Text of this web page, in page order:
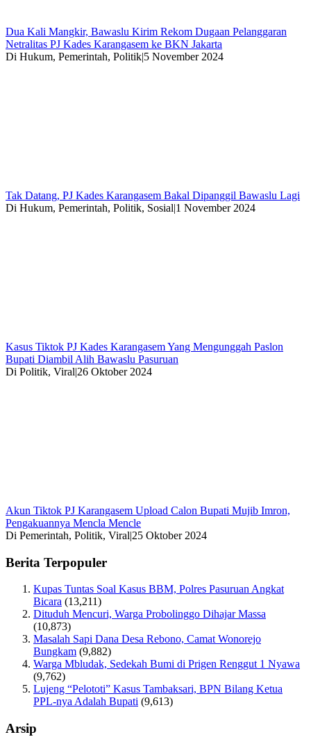
Dua Kali Mangkir, Bawaslu Kirim Rekom Dugaan Pelanggaran
Netralitas PJ Kades Karangasem ke BKN Jakarta
Di Hukum, Pemerintah, Politik|5 November 2024
Tak Datang, PJ Kades Karangasem Bakal Dipanggil Bawaslu Lagi
Di Hukum, Pemerintah, Politik, Sosial|1 November 2024
Kasus Tiktok PJ Kades Karangasem Yang Mengunggah Paslon
Bupati Diambil Alih Bawaslu Pasuruan
Di Politik, Viral|26 Oktober 2024
Akun Tiktok PJ Karangasem Upload Calon Bupati Mujib Imron,
Pengakuannya Mencla Mencle
Di Pemerintah, Politik, Viral|25 Oktober 2024
Berita Terpopuler
Kupas Tuntas Soal Kasus BBM, Polres Pasuruan Angkat
Bicara (13,211)
Dituduh Mencuri, Warga Probolinggo Dihajar Massa
(10,873)
Masalah Sapi Dana Desa Rebono, Camat Wonorejo
Bungkam (9,882)
Warga Mbludak, Sedekah Bumi di Prigen Renggut 1 Nyawa
(9,762)
Lujeng “Pelototi” Kasus Tambaksari, BPN Bilang Ketua
PPL-nya Adalah Bupati (9,613)
Arsip